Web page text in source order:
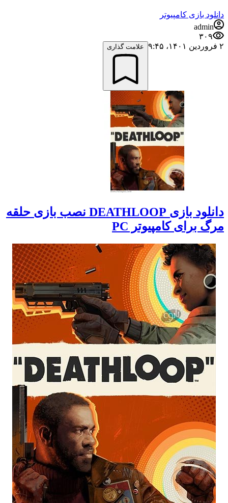
دانلود بازی کامپیوتر
admin
۳۰۹
۲ فروردین ۱۴۰۱،‏ ۹:۴۵
علامت گذاری
دانلود بازی DEATHLOOP نصب بازی حلقه
مرگ برای کامپیوتر PC